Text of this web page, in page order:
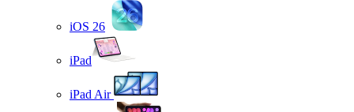
iOS 26
iPad
iPad Air